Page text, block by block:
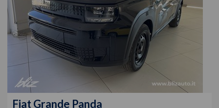
Fiat Grande Panda